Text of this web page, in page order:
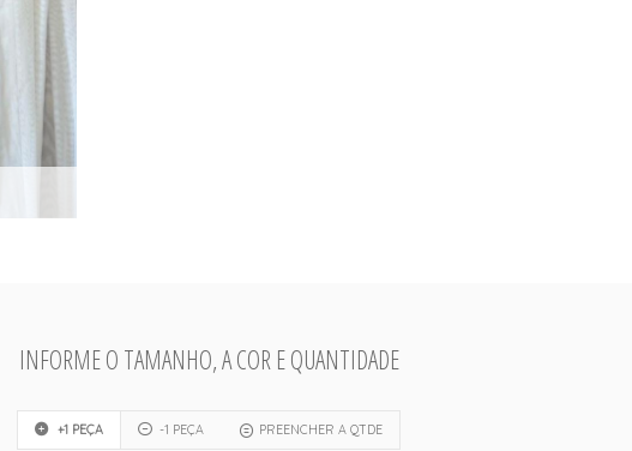
INFORME O TAMANHO, A COR E QUANTIDADE
+1 PEÇA -1 PEÇA PREENCHER A QTDE